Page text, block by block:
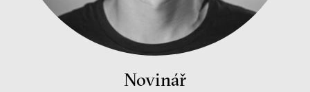
Demokracie v limitech.
Jeffrey Winters o tom, jak
majetek oligarchů určuje
pravidla
Petr Bittner
Novinář